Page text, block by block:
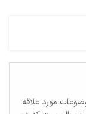
مورد علاقه